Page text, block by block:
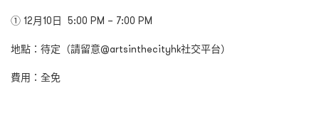
① 12月10日 5:00 PM – 7:00 PM
地點：待定（請留意@artsinthecityhk社交平台）
費用：全免